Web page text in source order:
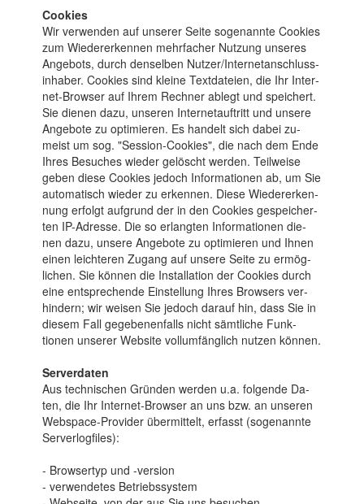
Cookies
Wir ver­wen­den auf unserer Seite so­genann­te Coo­kies
zum Wieder­erken­nen mehr­facher Nut­zung un­seres
An­gebots, durch den­selben Nutzer/Inter­netan­schluss­
in­haber. Cookies sind kleine Text­da­teien, die Ihr Inter­
net-Browser auf Ihrem Rech­ner ablegt und spei­chert.
Sie die­nen dazu, unseren Inter­netauf­tritt und unsere
An­gebo­te zu opti­mie­ren. Es han­delt sich da­bei zu­
meist um sog. "Session-Cookies", die nach dem Ende
Ihres Be­suches wie­der ge­löscht wer­den. Teil­weise
geben diese Coo­kies jedoch In­forma­tionen ab, um Sie
auto­matisch wieder zu erkennen. Diese Wieder­erken­
nung er­folgt auf­grund der in den Cookies ge­speicher­
ten ­IP-Adresse. Die so er­langten Infor­matio­nen die­
nen da­zu, unsere An­gebo­te zu opti­mie­ren und Ihnen
einen leich­teren Zu­gang auf unsere Sei­te zu ermög­
lichen. Sie kön­nen die In­stal­la­tion der Cookies durch
eine ent­sprechen­de Ein­stel­lung Ihres Browsers ver­
hindern; wir wei­sen Sie je­doch da­rauf hin, dass Sie in
diesem Fall ge­ge­benen­falls nicht sämt­liche Funk­
tionen unserer Web­site voll­umfäng­lich nut­zen kön­nen.
Serverdaten
Aus tech­nischen Gründ­en werden u.a. folgende Da­
ten, die Ihr Inter­net-Browser an uns bzw. an unseren
Web­space-Provider übe­rmittelt, erf­asst (soge­nannte
Serve­rlogf­iles):
- Browsertyp und -version
- verwendetes Betriebssystem